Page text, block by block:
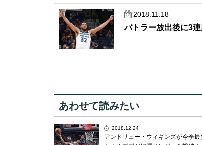
2018.11.18
バトラー放出後に3
あわせて読みたい
2018.12.24
アンドリュー・ウィギンズが今季